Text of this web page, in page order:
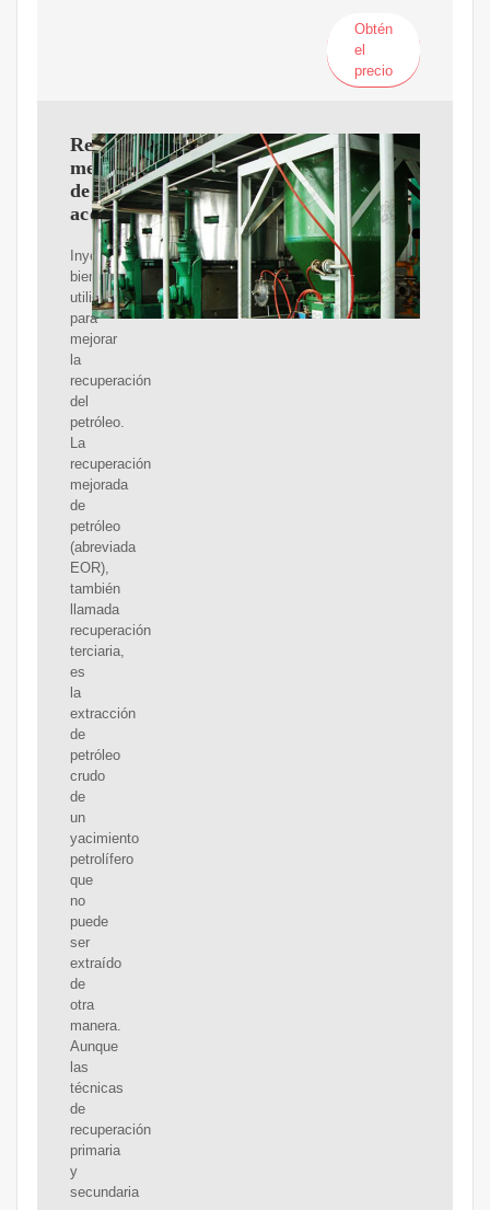
Obtén
el
precio
Recuperación
mejorada
de
aceite
Inyección
bien
utilizada
para
mejorar
la
recuperación
del
petróleo.
La
recuperación
mejorada
de
petróleo
(abreviada
EOR),
también
llamada
recuperación
terciaria,
es
la
extracción
de
petróleo
crudo
de
un
yacimiento
petrolífero
que
no
puede
ser
extraído
de
otra
manera.
Aunque
las
técnicas
de
recuperación
primaria
y
secundaria